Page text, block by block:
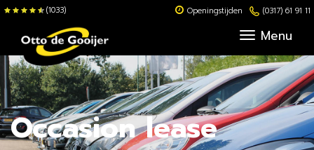
(1033) Openingstijden (0317) 61 91 11
Menu
Occasion lease